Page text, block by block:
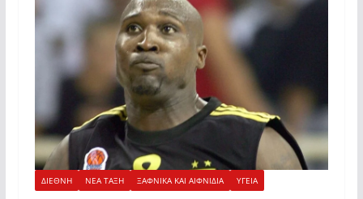
ΔΙΕΘΝΗ ΝΕΑ ΤΑΞΗ ΞΑΦΝΙΚΑ ΚΑΙ ΑΙΦΝΙΔΙΑ ΥΓΕΙΑ